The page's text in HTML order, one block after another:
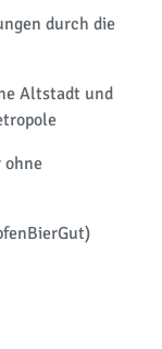
durch die
Altstadt und
ohne